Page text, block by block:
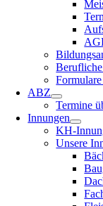
ABZ
Termine
Innungen
KH-
Unsere